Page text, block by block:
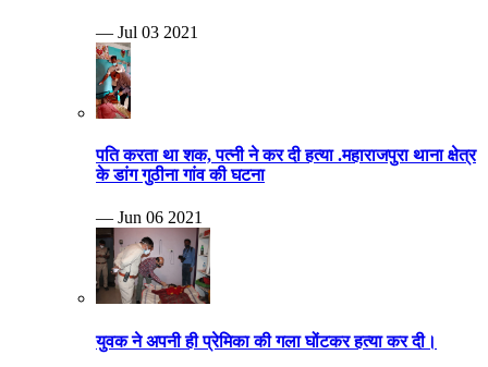
— Jul 03 2021
पति करता था शक, पत्नी ने कर दी हत्या .महाराजपुरा थाना क्षेत्र
के डांग गुठीना गांव की घटना
— Jun 06 2021
युवक ने अपनी ही प्रेमिका की गला घोंटकर हत्या कर दी।